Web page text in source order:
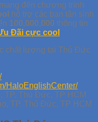
đến chương trình
hỗ trợ các bạn tân sinh
100,000,000 thông tin
Đãi cực cool
HaloEnglishCenter/
TP. Thủ Đức, TP HCM
TP. Thủ Đức, TP HCM